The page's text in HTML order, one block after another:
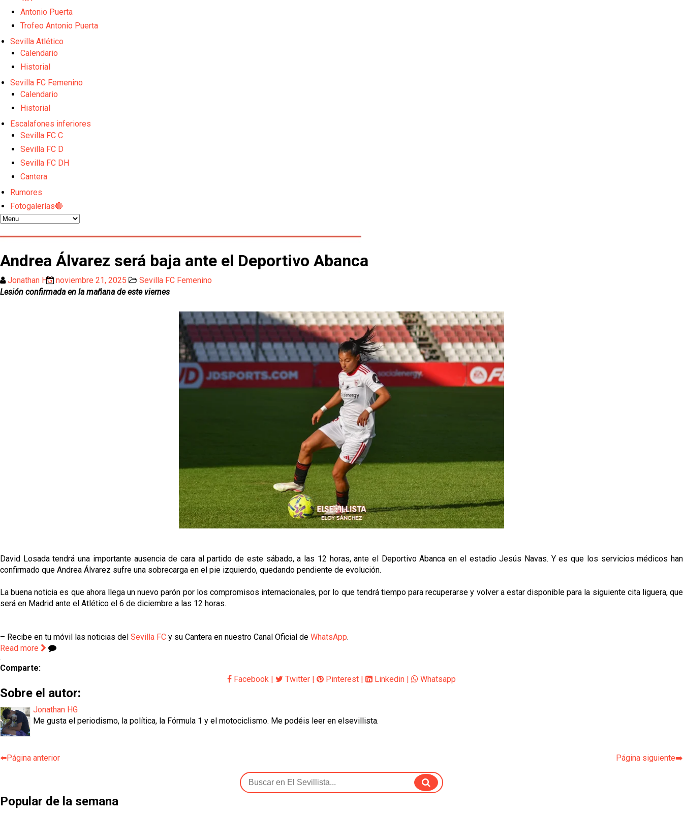
La cita ante el Espanyol a domicilio ya tiene horario
El dato que destaca a Agoumé entre las cinco grandes ligas
Fran González "Es un placer sentirme querido por este club"
Antonio Puerta
Trofeo Antonio Puerta
Sevilla Atlético
Calendario
Historial
Sevilla FC Femenino
Calendario
Historial
Escalafones inferiores
Sevilla FC C
Sevilla FC D
Sevilla FC DH
Cantera
Rumores
Fotogalerías🔴
Andrea Álvarez será baja ante el Deportivo Abanca
Jonathan HG noviembre 21, 2025
Sevilla FC Femenino
Lesión confirmada en la mañana de este viernes
David Losada tendrá una importante ausencia de cara al partido de este sábado, a las 12 horas, ante el Deportivo Abanca en el estadio Jesús Navas. Y es que los servicios médicos han
confirmado que Andrea Álvarez sufre una sobrecarga en el pie izquierdo, quedando pendiente de evolución.
La buena noticia es que ahora llega un nuevo parón por los compromisos internacionales, por lo que tendrá tiempo para recuperarse y volver a estar disponible para la siguiente cita liguera, que
será en Madrid ante el Atlético el 6 de diciembre a las 12 horas.
– Recibe en tu móvil las noticias del Sevilla FC y su Cantera en nuestro Canal Oficial de WhatsApp.
Read more
Comparte:
Facebook | Twitter | Pinterest | Linkedin | Whatsapp
Sobre el autor:
Jonathan HG
Me gusta el periodismo, la política, la Fórmula 1 y el motociclismo. Me podéis leer en elsevillista.
⬅️Página anterior Página siguiente➡️
Popular de la semana